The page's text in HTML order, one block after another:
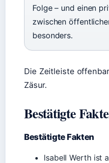
Folge – und einen
zwischen
besonders.
Die Zeitleiste
Zäsur.
Bestätigte
Bestätigte Fakten
Isabell Werth ist